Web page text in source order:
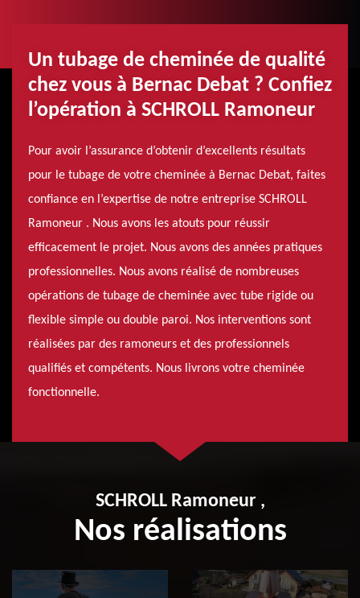
Un tubage de cheminée de qualité
chez vous à Bernac Debat ? Confiez
l’opération à SCHROLL Ramoneur
Pour avoir l’assurance d’obtenir d’excellents résultats
pour le tubage de votre cheminée à Bernac Debat, faites
confiance en l’expertise de notre entreprise SCHROLL
Ramoneur . Nous avons les atouts pour réussir
efficacement le projet. Nous avons des années pratiques
professionnelles. Nous avons réalisé de nombreuses
opérations de tubage de cheminée avec tube rigide ou
flexible simple ou double paroi. Nos interventions sont
réalisées par des ramoneurs et des professionnels
qualifiés et compétents. Nous livrons votre cheminée
fonctionnelle.
SCHROLL Ramoneur ,
Nos réalisations